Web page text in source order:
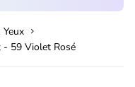
Yeux chevron_right
- 59 Violet Rosé